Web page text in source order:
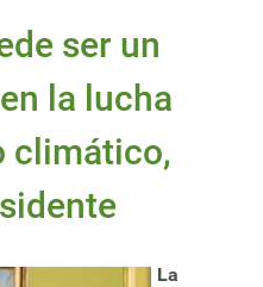
ser un
la lucha
climático,
La